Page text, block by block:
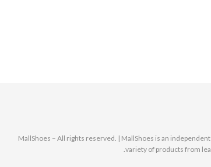
© 2025 MallShoes – All rights reserved. | MallShoes is an
variety of products from